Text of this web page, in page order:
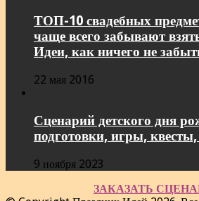
ТОП-10 свадебных
чаще всего забывают
Идеи, как ничего не
22 мая 2016
Сценарий детского дня
подготовки, игры,
9 ноября 2023
ЗАКАЗАТЬ